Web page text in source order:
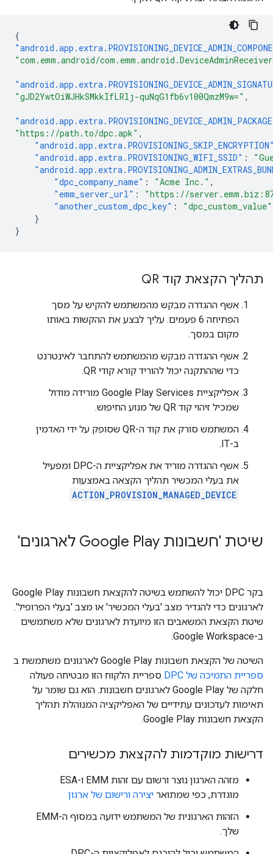
{
"com.emm.android/
"gJD2YwtOiWJHkSMkkIfLRlj-quNqG1fb6v100QmzM9w=" ,
"https://path.to/dpc.apk" ,
"android.app.extra.PROVISIONING_WIFI_SSID" :
"dpc_company_name" : "Acme Inc." ,
"emm_server_url" :
"https://
"another_custom_dpc_key" :
"dpc_custom_value"
}
}
תהליך הקצאת קוד QR
אשף ההגדרה מבקש מהמשתמש להקיש על מסך
הפתיחה 6 פעמים. עליך לבצע את ההקשות באותו
מקום במסך.
אשף ההגדרה מבקש מהמשתמש להתחבר לאינטרנט
כדי שההתקנה יכול להוריד קורא קודי QR.
אפליקציית Google Play Services מורידה מודול
שמכיל זיהוי קוד QR של מנוע החיפוש.
המשתמש סורק את קוד ה-QR שסופק על ידי האדמין
ב-IT.
אשף ההגדרה מוריד את אפליקציית ה-DPC ומפעיל
את בעלי המכשיר תהליך הקצאה באמצעות
ACTION_PROVISION_MANAGED_DEVICE
שיטת 'חשבונות Google Play לארגונים'
בקר DPC יכול להשתמש בשיטה להקצאת חשבונות Google Play
לארגונים כדי להגדיר מצב 'בעלי המכשיר' או מצב 'בעלי הפרופיל'.
שיטת הקצאת המשאבים הזו מיועדת לארגונים שלא משתמשים
ב-Google Workspace.
השיטה של הקצאת חשבונות Google Play לארגונים משתמשת ב
ספריית התמיכה של DPC
ספריית הלקוח הזו מבטיחה פעולה
חלקה של Google Play לארגונים חשבונות. הוא גם שומר על
תאימות לעדכונים עתידיים של האפליקציה המנוהלת תהליך
הקצאת חשבונות Google Play.
דרישות מוקדמות להקצאת מכשירים
מזהה הארגון נוצר ורשום עם זהות EMM ו-ESA
מוגדרת, כפי שמתואר יצירה ורישום של ארגון
הזהות הארגונית של המשתמש ידועה במסוף ה-EMM
שלך.